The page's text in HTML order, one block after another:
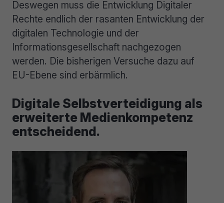
Deswegen muss die Entwicklung Digitaler
Rechte endlich der rasanten Entwicklung der
digitalen Technologie und der
Informationsgesellschaft nachgezogen
werden. Die bisherigen Versuche dazu auf
EU-Ebene sind erbärmlich.
Digitale Selbstverteidigung als
erweiterte Medienkompetenz
entscheidend.